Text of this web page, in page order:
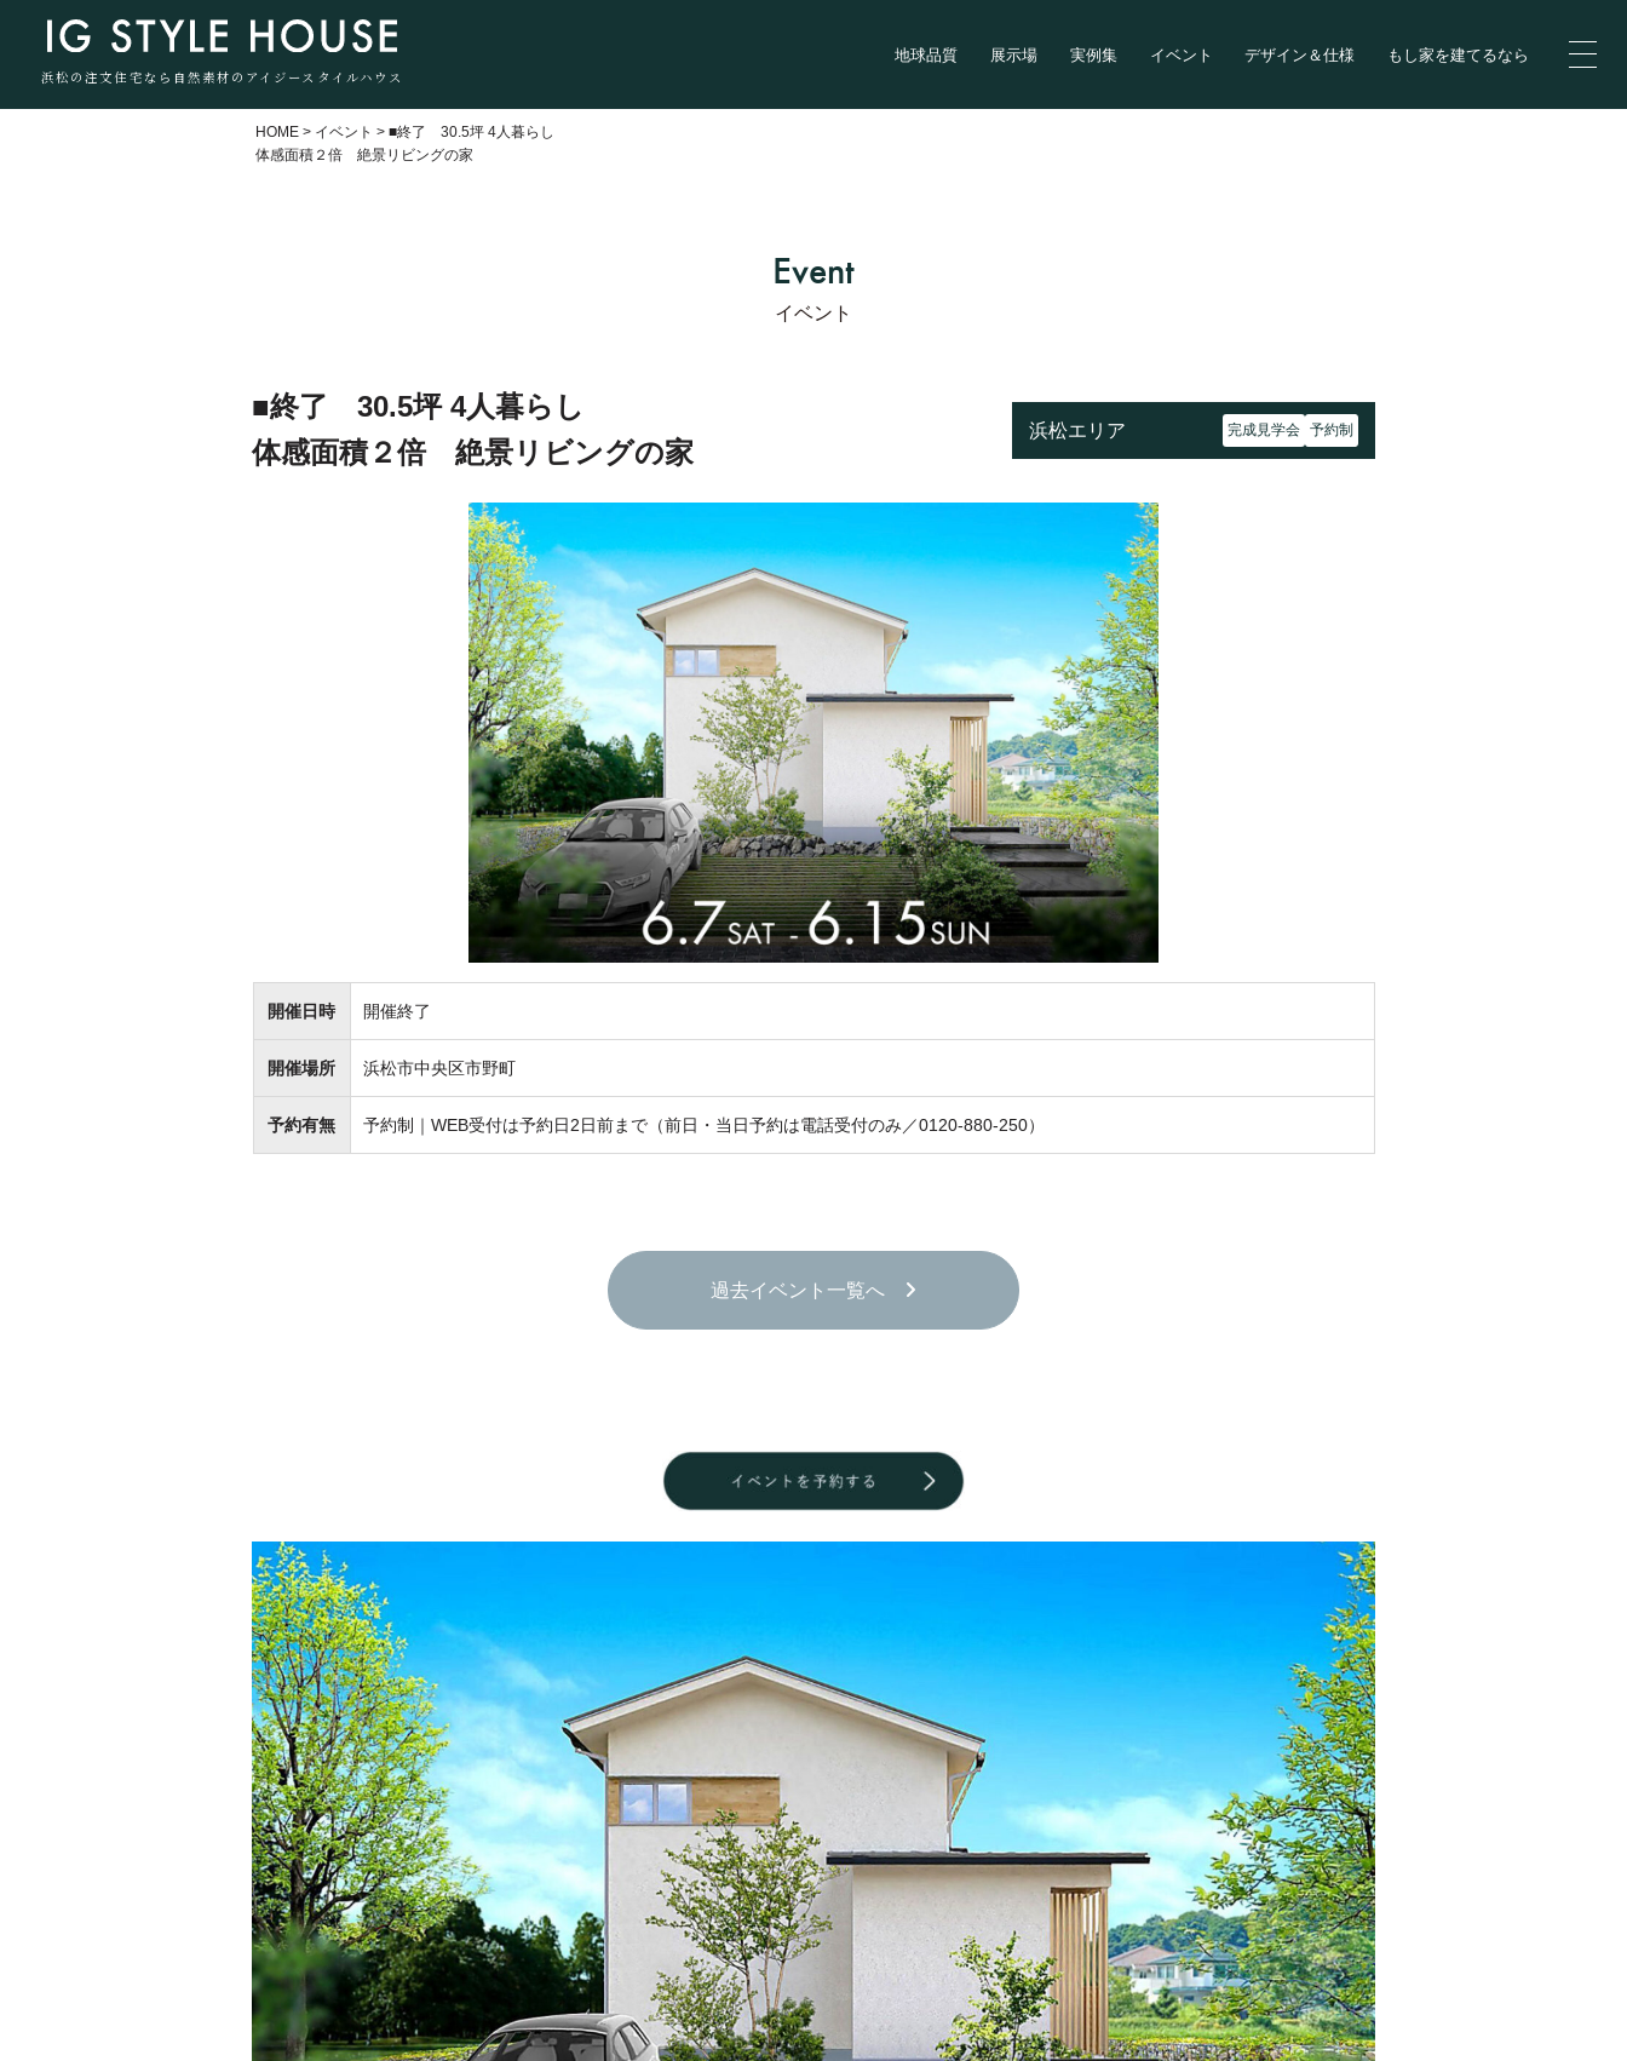
浜松の注文住宅なら自然素材のアイジースタイルハウス
地球品質 展示場 実例集 イベント デザイン＆仕様 もし家を建てるなら
HOME > イベント >■終了 30.5坪 4人暮らし
体感面積２倍 絶景リビングの家
Event
イベント
■終了 30.5坪 4人暮らし
体感面積２倍 絶景リビングの家
浜松エリア 完成見学会 予約制
開催日時 開催終了
開催場所 浜松市中央区市野町
予約有無 予約制｜WEB受付は予約日2日前まで（前日・当日予約は電話受付のみ／0120-880-250）
過去イベント一覧へ